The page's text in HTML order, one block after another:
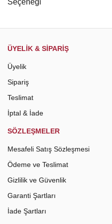
ÜYELİK & SİPARİŞ
Üyelik
Sipariş
Teslimat
İptal & İade
SÖZLEŞMELER
Mesafeli Satış Sözleşmesi
Ödeme ve Teslimat
Gizlilik ve Güvenlik
Garanti Şartları
İade Şartları